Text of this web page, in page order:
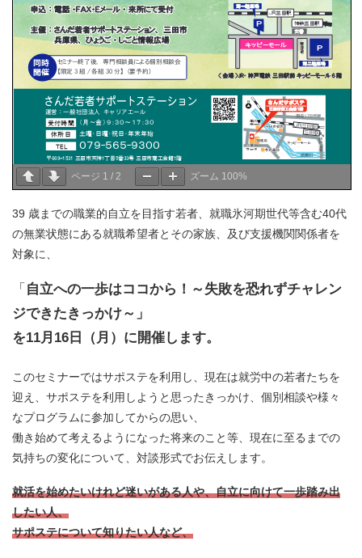
ページ 1 / 2 ズーム 100%
39 歳までの職業的自立を目指す若者、就職氷河期世代等含む40代
の無業状態にある就職希望者とその家族、及び支援機関関係者を
対象に、
「 自立への一歩はココから！～失敗を恐れずチャレン
ジできたきっかけ～」
を11月16日（月）に開催します。
このセミナーではサポステを利用し、現在は就労中の若者たちを
迎え、サポステを利用しようと思ったきっかけ、個別相談や様々
なプログラムに参加してからの思い、
働き始めて考えるようになった将来のこと等、現在に至るまでの
気持ちの変化について、対談形式でお伝えします。
就活を始めたいけれど迷いがある人や、自立に向けて一歩踏み出
したい人、
サポステについて知りたい人など、